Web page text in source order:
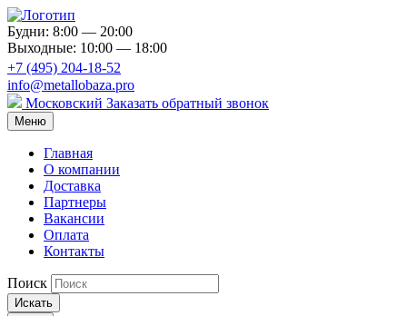
Будни: 8:00 — 20:00
Выходные: 10:00 — 18:00
+7 (495) 204-18-52
info@metallobaza.pro
Московский Заказать обратный звонок
Меню
Главная
О компании
Доставка
Партнеры
Вакансии
Оплата
Контакты
Поиск
Искать